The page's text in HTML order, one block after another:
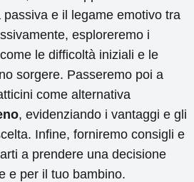
e il legame emotivo tra
esploreremo i
le difficoltà iniziali e le
sorgere. Passeremo poi a
come alternativa
, evidenziando i vantaggi e gli
Infine, forniremo consigli e
a prendere una decisione
e per il tuo bambino.